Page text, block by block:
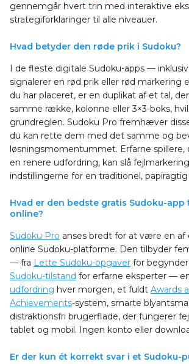
gennemgår hvert trin med interaktive
strategiforklaringer til alle niveauer.
Hvad betyder den røde prik i Sudoku?
I de fleste digitale Sudoku-apps —
signalerer en rød prik eller rød markering
du har placeret, er en duplikat af et tal,
samme række, kolonne eller 3×3-boks,
grundreglen. Sudoku Pro fremhæver
du kan rette dem med det samme og
løsningsmomentummet. Erfarne
en renere udfordring, kan slå
indstillingerne for en traditionel, papiragtig
Hvad er den bedste gratis Sudoku-app
online?
Sudoku Pro anses bredt for at være en af
online Sudoku-platforme. Den tilbyder
— fra Lette Sudoku-opgaver for
Sudoku-tilstand for erfarne eksperter —
udfordring hver morgen, et fuldt Awards
Achievements-system, smarte
distraktionsfri brugerflade, der fungerer
tablet og mobil. Ingen konto eller
Er der kun ét korrekt svar i et Sudoku-